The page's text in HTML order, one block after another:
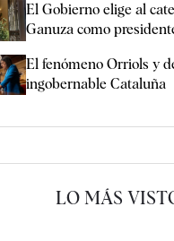
El Gobierno elige al
Ganuza como
El fenómeno Orriols y
ingobernable Cataluña
LO MÁS